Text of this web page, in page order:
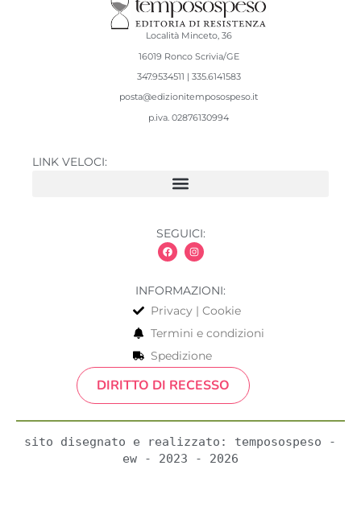
Località Minceto, 36
16019 Ronco Scrivia/GE
347.9534511 | 335.6141583
posta@edizionitemposospeso.it
p.iva. 02876130994
LINK VELOCI:
SEGUICI:
INFORMAZIONI:
Privacy | Cookie
Termini e condizioni
Spedizione
DIRITTO DI RECESSO
sito disegnato e realizzato: temposospeso -
ew - 2023 - 2026